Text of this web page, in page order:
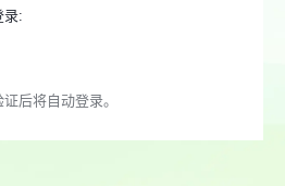
录:
后将自动登录。